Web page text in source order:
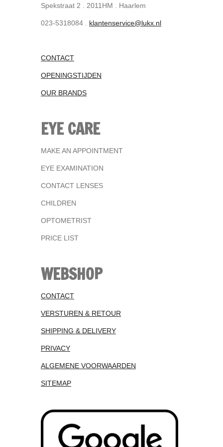
Spekstraat 2 . 2011HM . Haarlem
023-5318084 . klantenservice@lukx.nl
CONTACT
OPENINGSTIJDEN
OUR BRANDS
EYE CARE
MAKE AN APPOINTMENT
EYE EXAMINATION
CONTACT LENSES
CHILDREN
OPTOMETRIST
PRICE LIST
WEBSHOP
CONTACT
VERSTUREN & RETOUR
SHIPPING & DELIVERY
PRIVACY
ALGEMENE VOORWAARDEN
SITEMAP